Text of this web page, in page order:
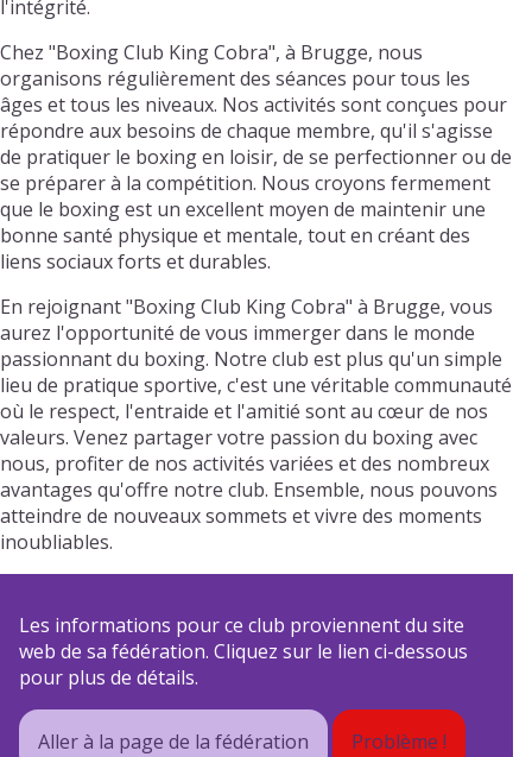
l'intégrité.
Chez "Boxing Club King Cobra", à Brugge, nous
organisons régulièrement des séances pour tous les
âges et tous les niveaux. Nos activités sont conçues pour
répondre aux besoins de chaque membre, qu'il s'agisse
de pratiquer le boxing en loisir, de se perfectionner ou de
se préparer à la compétition. Nous croyons fermement
que le boxing est un excellent moyen de maintenir une
bonne santé physique et mentale, tout en créant des
liens sociaux forts et durables.
En rejoignant "Boxing Club King Cobra" à Brugge, vous
aurez l'opportunité de vous immerger dans le monde
passionnant du boxing. Notre club est plus qu'un simple
lieu de pratique sportive, c'est une véritable communauté
où le respect, l'entraide et l'amitié sont au cœur de nos
valeurs. Venez partager votre passion du boxing avec
nous, profiter de nos activités variées et des nombreux
avantages qu'offre notre club. Ensemble, nous pouvons
atteindre de nouveaux sommets et vivre des moments
inoubliables.
Les informations pour ce club proviennent du site
web de sa fédération. Cliquez sur le lien ci-dessous
pour plus de détails.
Aller à la page de la fédération Problème !